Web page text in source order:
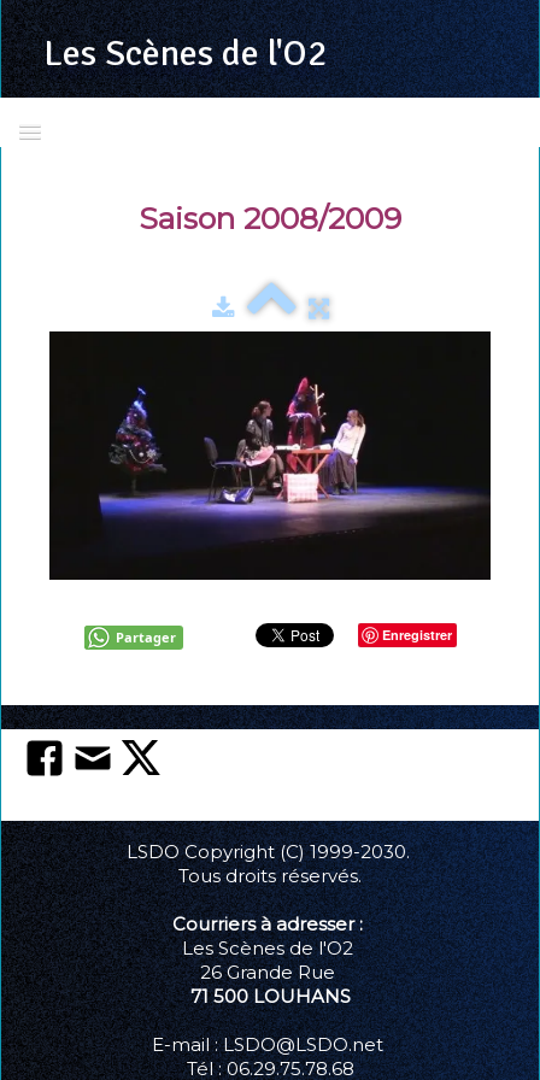
Les Scènesde l'O2
Toutes les programmations
Richard VALENTE
Grand jeu concours LSDO
Créez l'évènement
Partenaires
Les liens coup de coeur
Saison 2008/2009
Partager Enregistrer
LSDO Copyright (C) 1999-2030.
Tous droits réservés.
Courriers à adresser :
Les Scènes de l'O2
26 Grande Rue
71 500 LOUHANS
E-mail : LSDO@LSDO.net
Tél : 06.29.75.78.68